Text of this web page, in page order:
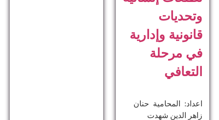
وتحديات
قانونية وإدارية
في مرحلة
التعافي
اعداد: المحامية حنان
زاهر الدين ​شهدت